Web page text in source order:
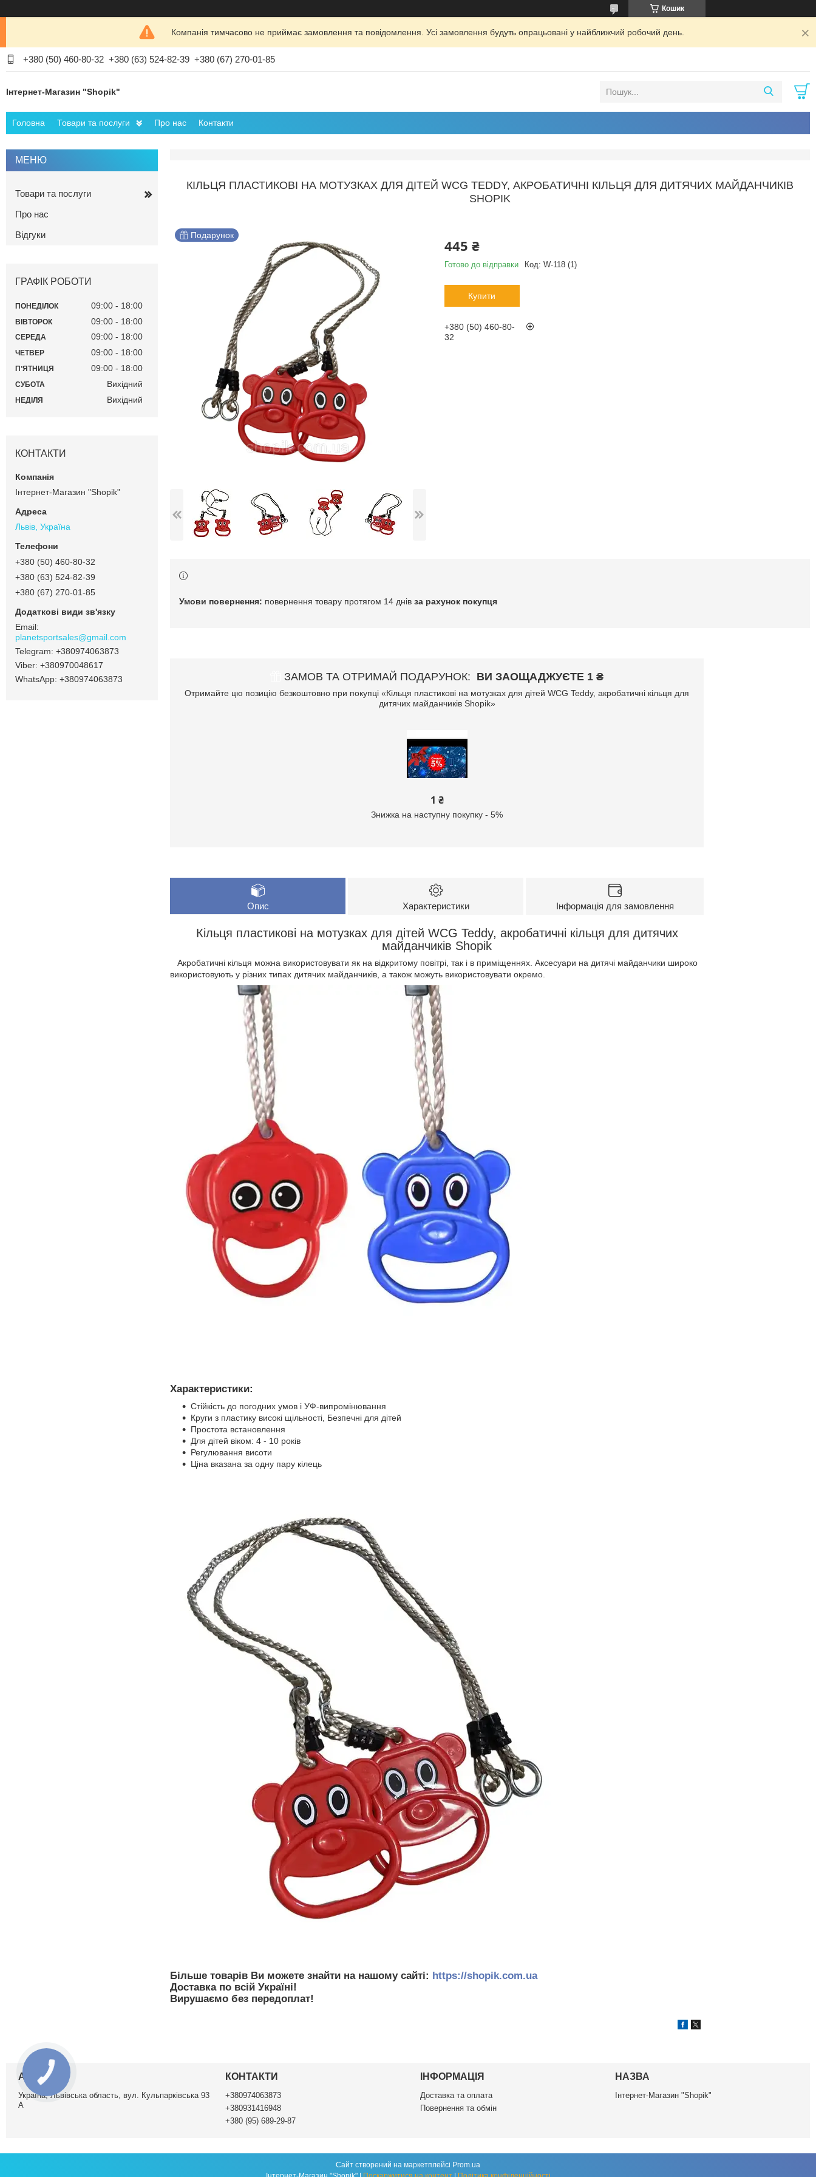
Кошик
Компанія тимчасово не приймає замовлення та повідомлення. Усі замовлення будуть опрацьовані у найближчий робочий день.
+380 (50) 460-80-32 +380 (63) 524-82-39 +380 (67) 270-01-85
Інтернет-Магазин "Shopik"
Головна Товари та послуги Про нас Контакти
КІЛЬЦЯ ПЛАСТИКОВІ НА МОТУЗКАХ ДЛЯ ДІТЕЙ WCG TEDDY, АКРОБАТИЧНІ КІЛЬЦЯ ДЛЯ ДИТЯЧИХ МАЙДАНЧИКІВ
SHOPIK
Подарунок
445 ₴
Готово до відправки Код: W-118 (1)
Купити
+380 (50) 460-80-
32
повернення товару протягом 14 днів за рахунок покупця
ЗАМОВ ТА ОТРИМАЙ ПОДАРУНОК ВИ ЗАОЩАДЖУЄТЕ 1 ₴
Отримайте цю позицію безкоштовно при покупці «Кільця пластикові на мотузках для дітей WCG Teddy, акробатичні кільця для
дитячих майданчиків Shopik»
1 ₴
Знижка на наступну покупку - 5%
Опис Характеристики Інформація для замовлення
Кільця пластикові на мотузках для дітей WCG Teddy, акробатичні кільця для дитячих
майданчиків Shopik
Акробатичні кільця можна використовувати як на відкритому повітрі, так і в приміщеннях. Аксесуари на дитячі майданчики широко
використовують у різних типах дитячих майданчиків, а також можуть використовувати окремо.
Характеристики:
Стійкість до погодних умов і УФ-випромінювання
Круги з пластику високі щільності, Безпечні для дітей
Простота встановлення
Для дітей віком: 4 - 10 років
Регулювання висоти
Ціна вказана за одну пару кілець
Більше товарів Ви можете знайти на нашому сайті: https://shopik.com.ua
Доставка по всій Україні!
Вирушаємо без передоплат!
Товари та послуги
Про нас
Відгуки
ГРАФІК РОБОТИ
ПОНЕДІЛОК 09:00 18:00
ВІВТОРОК 09:00 18:00
СЕРЕДА 09:00 18:00
ЧЕТВЕР 09:00 18:00
ПʼЯТНИЦЯ 09:00 18:00
СУБОТА Вихідний
НЕДІЛЯ Вихідний
КОНТАКТИ
Інтернет-Магазин "Shopik"
Львів, Україна
+380 (50) 460-80-32
+380 (63) 524-82-39
+380 (67) 270-01-85
planetsportsales@gmail.com
+380974063873
+380970048617
+380974063873
АДРЕСА
Україна, Львівська область, вул. Кульпарківська 93
А
КОНТАКТИ
+380974063873
+380931416948
+380 (95) 689-29-87
ІНФОРМАЦІЯ
Доставка та оплата
Повернення та обмін
НАЗВА
Інтернет-Магазин "Shopik"
Сайт створений на маркетплейсі Prom.ua